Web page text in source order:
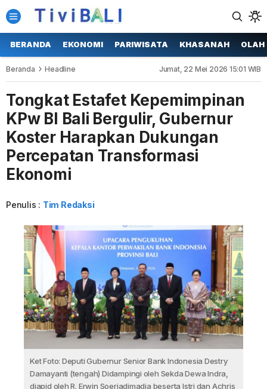
BERANDA EKONOMI PARIWISATA KHASANAH OLAH
Beranda Headline Jumat, 22 Mei 2026 15:01 WIB
Tongkat Estafet Kepemimpinan
KPw BI Bali Bergulir, Gubernur
Koster Harapkan Dukungan
Percepatan Transformasi
Ekonomi
Penulis : Tim Redaksi
Ket Foto: Deputi Gubernur Senior Bank Indonesia Destry
Damayanti (tengah) Didampingi oleh Sekda Dewa Indra,
diapid oleh R. Erwin Soeriadimadja beserta Istri dan Achris